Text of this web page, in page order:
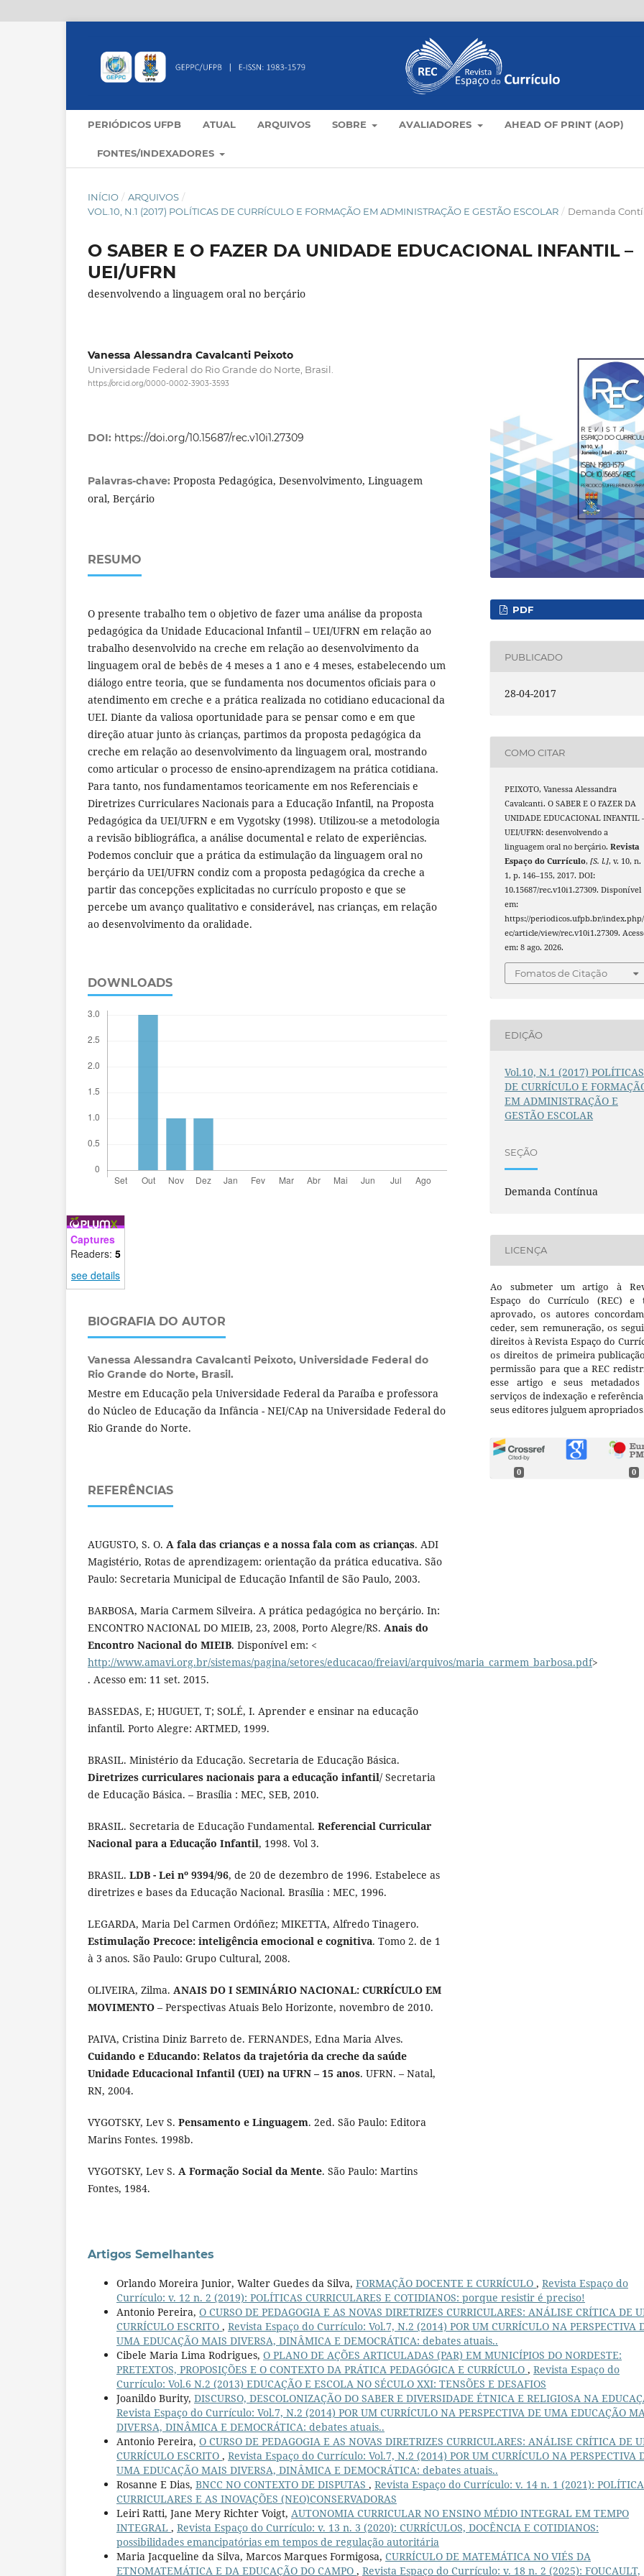
PERIÓDICOS UFPB ATUAL ARQUIVOS SOBRE AVALIADORES AHEAD OF PRINT (AOP)
FONTES/INDEXADORES
INÍCIO / ARQUIVOS /
VOL.10, N.1 (2017) POLÍTICAS DE CURRÍCULO E FORMAÇÃO EM ADMINISTRAÇÃO E GESTÃO ESCOLAR / Demanda
O SABER E O FAZER DA UNIDADE EDUCACIONAL INFANTIL –
UEI/UFRN
desenvolvendo a linguagem oral no berçário
Vanessa Alessandra Cavalcanti Peixoto
Universidade Federal do Rio Grande do Norte, Brasil.
https://orcid.org/0000-0002-3903-3593
DOI: https://doi.org/10.15687/rec.v10i1.27309
Palavras-chave: Proposta Pedagógica, Desenvolvimento, Linguagem
oral, Berçário
RESUMO
O presente trabalho tem o objetivo de fazer uma análise da proposta
pedagógica da Unidade Educacional Infantil – UEI/UFRN em relação ao
trabalho desenvolvido na creche em relação ao desenvolvimento da
linguagem oral de bebês de 4 meses a 1 ano e 4 meses, estabelecendo um
diálogo entre teoria, que se fundamenta nos documentos oficiais para o
atendimento em creche e a prática realizada no cotidiano educacional da
UEI. Diante da valiosa oportunidade para se pensar como e em que
direção atuar junto às crianças, partimos da proposta pedagógica da
creche em relação ao desenvolvimento da linguagem oral, mostrando
como articular o processo de ensino-aprendizagem na prática cotidiana.
Para tanto, nos fundamentamos teoricamente em nos Referenciais e
Diretrizes Curriculares Nacionais para a Educação Infantil, na Proposta
Pedagógica da UEI/UFRN e em Vygotsky (1998). Utilizou-se a metodologia
a revisão bibliográfica, a análise documental e relato de experiências.
Podemos concluir que a prática da estimulação da linguagem oral no
berçário da UEI/UFRN condiz com a proposta pedagógica da creche a
partir das concepções explicitadas no currículo proposto e que se
percebe um avanço qualitativo e considerável, nas crianças, em relação
ao desenvolvimento da oralidade.
DOWNLOADS
Captures
Readers: 5
see details
BIOGRAFIA DO AUTOR
Vanessa Alessandra Cavalcanti Peixoto, Universidade Federal do
Rio Grande do Norte, Brasil.
Mestre em Educação pela Universidade Federal da Paraíba e professora
do Núcleo de Educação da Infância - NEI/CAp na Universidade Federal do
Rio Grande do Norte.
REFERÊNCIAS
AUGUSTO, S. O. A fala das crianças e a nossa fala com as crianças. ADI
Magistério, Rotas de aprendizagem: orientação da prática educativa. São
Paulo: Secretaria Municipal de Educação Infantil de São Paulo, 2003.
BARBOSA, Maria Carmem Silveira. A prática pedagógica no berçário. In:
ENCONTRO NACIONAL DO MIEIB, 23, 2008, Porto Alegre/RS. Anais do
Encontro Nacional do MIEIB. Disponível em: <
http://www.amavi.org.br/sistemas/pagina/setores/educacao/freiavi/arquivos/maria_carmem_barbosa.pdf>
. Acesso em: 11 set. 2015.
BASSEDAS, E; HUGUET, T; SOLÉ, I. Aprender e ensinar na educação
infantil. Porto Alegre: ARTMED, 1999.
BRASIL. Ministério da Educação. Secretaria de Educação Básica.
Diretrizes curriculares nacionais para a educação infantil/ Secretaria
de Educação Básica. – Brasília : MEC, SEB, 2010.
BRASIL. Secretaria de Educação Fundamental. Referencial Curricular
Nacional para a Educação Infantil, 1998. Vol 3.
BRASIL. LDB - Lei nº 9394/96, de 20 de dezembro de 1996. Estabelece as
diretrizes e bases da Educação Nacional. Brasília : MEC, 1996.
LEGARDA, Maria Del Carmen Ordóñez; MIKETTA, Alfredo Tinagero.
Estimulação Precoce: inteligência emocional e cognitiva. Tomo 2. de 1
à 3 anos. São Paulo: Grupo Cultural, 2008.
OLIVEIRA, Zilma. ANAIS DO I SEMINÁRIO NACIONAL: CURRÍCULO EM
MOVIMENTO – Perspectivas Atuais Belo Horizonte, novembro de 2010.
PAIVA, Cristina Diniz Barreto de. FERNANDES, Edna Maria Alves.
Cuidando e Educando: Relatos da trajetória da creche da saúde
Unidade Educacional Infantil (UEI) na UFRN – 15 anos. UFRN. – Natal,
RN, 2004.
VYGOTSKY, Lev S. Pensamento e Linguagem. 2ed. São Paulo: Editora
Marins Fontes. 1998b.
VYGOTSKY, Lev S. A Formação Social da Mente. São Paulo: Martins
Fontes, 1984.
PDF
PUBLICADO
28-04-2017
COMO CITAR
PEIXOTO, Vanessa Alessandra
Cavalcanti. O SABER E O FAZER DA
UNIDADE EDUCACIONAL INFANTIL
UEI/UFRN: desenvolvendo a
linguagem oral no berçário.Revista
Espaço do Currículo,[S. l.], v. 10, n.
1, p. 146–155, 2017. DOI:
10.15687/rec.v10i1.27309. Disponível
em:
https://periodicos.ufpb.br/
ec/article/view/rec.v10i1.27309.
em: 8 ago. 2026.
Fomatos de Citação
EDIÇÃO
Vol.10, N.1 (2017) POLÍTICAS
DE CURRÍCULO E
EM ADMINISTRAÇÃO E
GESTÃO ESCOLAR
SEÇÃO
Demanda Contínua
LICENÇA
Ao submeter um artigo à
Espaço do Currículo (REC) e
aprovado, os autores
ceder, sem remuneração, os
direitos à Revista Espaço do
os direitos de primeira
permissão para que a REC
esse artigo e seus metadados
serviços de indexação e
seus editores julguem
0 0
Artigos Semelhantes
Orlando Moreira Junior, Walter Guedes da Silva, FORMAÇÃO DOCENTE E CURRÍCULO , Revista Espaço do
Currículo: v. 12 n. 2 (2019): POLÍTICAS CURRICULARES E COTIDIANOS: porque resistir é preciso!
Antonio Pereira, O CURSO DE PEDAGOGIA E AS NOVAS DIRETRIZES CURRICULARES: ANÁLISE CRÍTICA DE
CURRÍCULO ESCRITO , Revista Espaço do Currículo: Vol.7, N.2 (2014) POR UM CURRÍCULO NA PERSPECTIVA
UMA EDUCAÇÃO MAIS DIVERSA, DINÂMICA E DEMOCRÁTICA: debates atuais..
Cibele Maria Lima Rodrigues, O PLANO DE AÇÕES ARTICULADAS (PAR) EM MUNICÍPIOS DO NORDESTE:
PRETEXTOS, PROPOSIÇÕES E O CONTEXTO DA PRÁTICA PEDAGÓGICA E CURRÍCULO , Revista Espaço do
Currículo: Vol.6 N.2 (2013) EDUCAÇÃO E ESCOLA NO SÉCULO XXI: TENSÕES E DESAFIOS
Joanildo Burity, DISCURSO, DESCOLONIZAÇÃO DO SABER E DIVERSIDADE ÉTNICA E RELIGIOSA NA
Revista Espaço do Currículo: Vol.7, N.2 (2014) POR UM CURRÍCULO NA PERSPECTIVA DE UMA EDUCAÇÃO
DIVERSA, DINÂMICA E DEMOCRÁTICA: debates atuais..
Antonio Pereira, O CURSO DE PEDAGOGIA E AS NOVAS DIRETRIZES CURRICULARES: ANÁLISE CRÍTICA DE
CURRÍCULO ESCRITO , Revista Espaço do Currículo: Vol.7, N.2 (2014) POR UM CURRÍCULO NA PERSPECTIVA
UMA EDUCAÇÃO MAIS DIVERSA, DINÂMICA E DEMOCRÁTICA: debates atuais..
Rosanne E Dias, BNCC NO CONTEXTO DE DISPUTAS , Revista Espaço do Currículo: v. 14 n. 1 (2021):
CURRICULARES E AS INOVAÇÕES (NEO)CONSERVADORAS
Leiri Ratti, Jane Mery Richter Voigt, AUTONOMIA CURRICULAR NO ENSINO MÉDIO INTEGRAL EM TEMPO
INTEGRAL , Revista Espaço do Currículo: v. 13 n. 3 (2020): CURRÍCULOS, DOCÊNCIA E COTIDIANOS:
possibilidades emancipatórias em tempos de regulação autoritária
Maria Jacqueline da Silva, Marcos Marques Formigosa, CURRÍCULO DE MATEMÁTICA NO VIÉS DA
ETNOMATEMÁTICA E DA EDUCAÇÃO DO CAMPO , Revista Espaço do Currículo: v. 18 n. 2 (2025): FOUCAULT,